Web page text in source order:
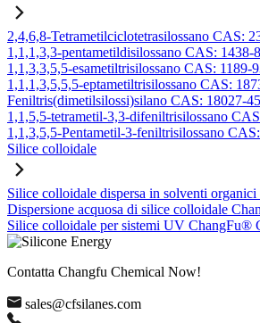
2,4,6,8-Tetrametilciclotetrasilossano CAS:
1,1,1,3,3-pentametildisilossano CAS: 1438-
1,1,3,3,5,5-esametiltrisilossano CAS: 1189-
1,1,1,3,5,5,5-eptametiltrisilossano CAS:
Feniltris(dimetilsilossi)silano CAS: 18027-
1,1,5,5-tetrametil-3,3-difeniltrisilossano
1,1,3,5,5-Pentametil-3-feniltrisilossano
Silice colloidale
Silice colloidale dispersa in solventi
Dispersione acquosa di silice colloidale
Silice colloidale per sistemi UV ChangFu®
Contatta Changfu Chemical Now!
sales@cfsilanes.com